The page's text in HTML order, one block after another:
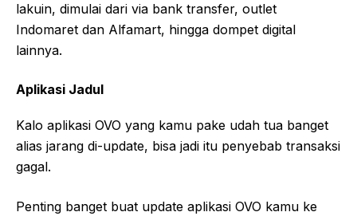
lakuin, dimulai dari via bank transfer, outlet
Indomaret dan Alfamart, hingga dompet digital
lainnya.
Aplikasi Jadul
Kalo aplikasi OVO yang kamu pake udah tua banget
alias jarang di-update, bisa jadi itu penyebab transaksi
gagal.
Penting banget buat update aplikasi OVO kamu ke